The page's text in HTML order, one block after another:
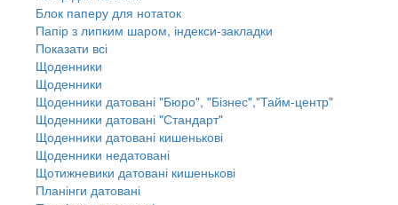
Блок паперу для нотаток
Папір з липким шаром, індекси-закладки
Показати всі
Щоденники
Щоденники
Щоденники датовані "Бюро", "Бізнес","Тайм-центр"
Щоденники датовані "Стандарт"
Щоденники датовані кишенькові
Щоденники недатовані
Щотижневики датовані кишенькові
Планінги датовані